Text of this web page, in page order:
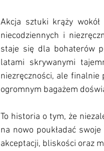
Akcja sztuki krąży
niecodziennych i
staje się dla bohaterów
latami skrywanymi
niezręczności, ale finalnie
ogromnym bagażem
To historia o tym, że
na nowo poukładać
akceptacji, bliskości oraz